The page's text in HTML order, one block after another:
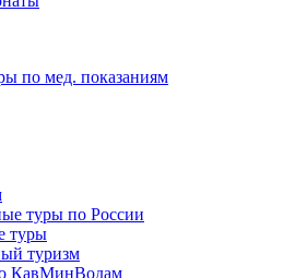
по мед. показаниям
туры по России
туры
туризм
КавМинВодам